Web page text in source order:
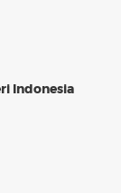
Indonesia